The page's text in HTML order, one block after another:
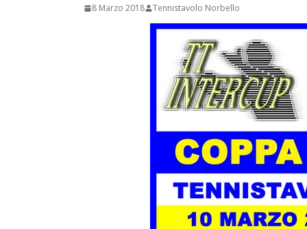
8 Marzo 2018 Tennistavolo Norbello